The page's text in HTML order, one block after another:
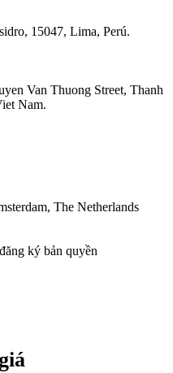
15047, Lima, Perú.
Van Thuong Street, Thanh
Nam.
The Netherlands
ký bản quyền